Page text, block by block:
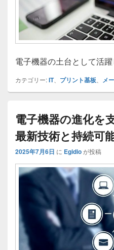
電子機器の土台として活躍
カテゴリー:IT、 プリント基板 メ
電子機器の進化を
最新技術と持続可
2025年7月6日 に Egidioが投稿